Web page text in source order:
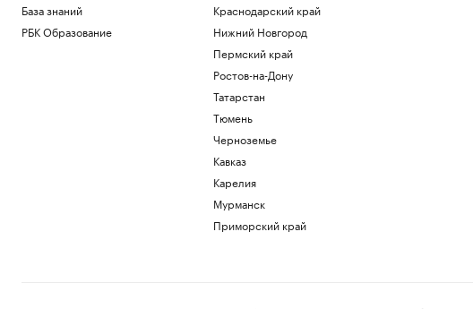
База знаний
РБК Образование
Краснодарский край
Нижний Новгород
Пермский край
Ростов-на-Дону
Татарстан
Тюмень
Черноземье
Кавказ
Карелия
Мурманск
Приморский край